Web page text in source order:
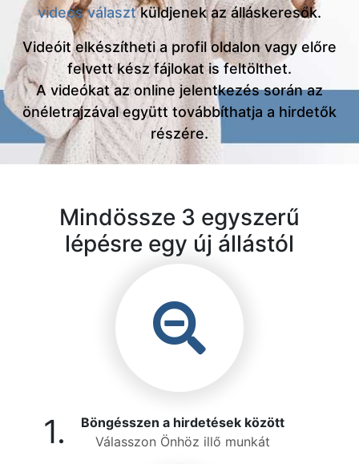
videós választküldjenek az álláskeresők.
Videóit elkészítheti a profil oldalon vagy előre
felvett kész fájlokat is feltölthet.
A videókat az online jelentkezés során az
önéletrajzával együtt továbbíthatja a hirdetők
részére.
Mindössze 3 egyszerű
lépésre egy új állástól
1.
Böngésszen a hirdetések között
Válasszon Önhöz illő munkát